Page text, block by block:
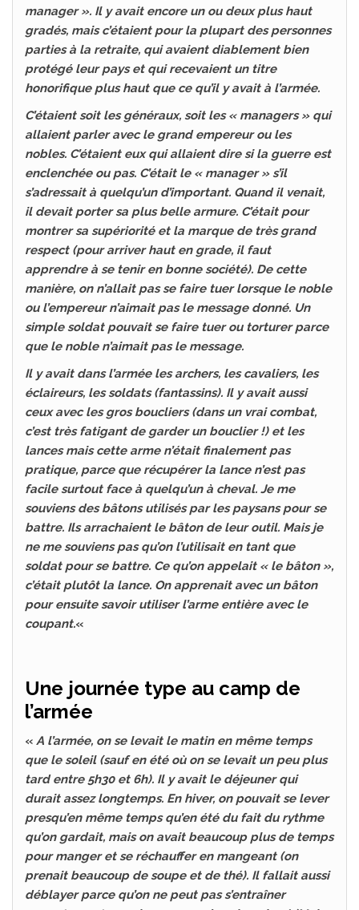
manager ». Il y avait encore un ou deux plus haut
gradés, mais c’étaient pour la plupart des personnes
parties à la retraite, qui avaient diablement bien
protégé leur pays et qui recevaient un titre
honorifique plus haut que ce qu’il y avait à l’armée.
C’étaient soit les généraux, soit les « managers » qui
allaient parler avec le grand empereur ou les
nobles. C’étaient eux qui allaient dire si la guerre est
enclenchée ou pas. C’était le « manager » s’il
s’adressait à quelqu’un d’important. Quand il venait,
il devait porter sa plus belle armure. C’était pour
montrer sa supériorité et la marque de très grand
respect (pour arriver haut en grade, il faut
apprendre à se tenir en bonne société). De cette
manière, on n’allait pas se faire tuer lorsque le noble
ou l’empereur n’aimait pas le message donné. Un
simple soldat pouvait se faire tuer ou torturer parce
que le noble n’aimait pas le message.
Il y avait dans l’armée les archers, les cavaliers, les
éclaireurs, les soldats (fantassins). Il y avait aussi
ceux avec les gros boucliers (dans un vrai combat,
c’est très fatigant de garder un bouclier !) et les
lances mais cette arme n’était finalement pas
pratique, parce que récupérer la lance n’est pas
facile surtout face à quelqu’un à cheval. Je me
souviens des bâtons utilisés par les paysans pour se
battre. Ils arrachaient le bâton de leur outil. Mais je
ne me souviens pas qu’on l’utilisait en tant que
soldat pour se battre. Ce qu’on appelait « le bâton »,
c’était plutôt la lance. On apprenait avec un bâton
pour ensuite savoir utiliser l’arme entière avec le
coupant.«
Une journée type au camp de
l’armée
« A l’armée, on se levait le matin en même temps
que le soleil (sauf en été où on se levait un peu plus
tard entre 5h30 et 6h). Il y avait le déjeuner qui
durait assez longtemps. En hiver, on pouvait se lever
presqu’en même temps qu’en été du fait du rythme
qu’on gardait, mais on avait beaucoup plus de temps
pour manger et se réchauffer en mangeant (on
prenait beaucoup de soupe et de thé). Il fallait aussi
déblayer parce qu’on ne peut pas s’entraîner